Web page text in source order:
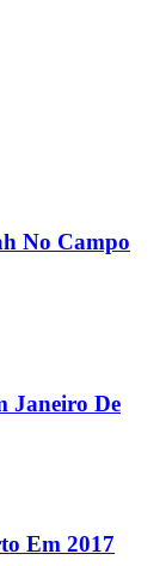
No Campo
Janeiro De
Em 2017